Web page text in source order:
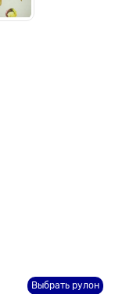
Выбрать рулон